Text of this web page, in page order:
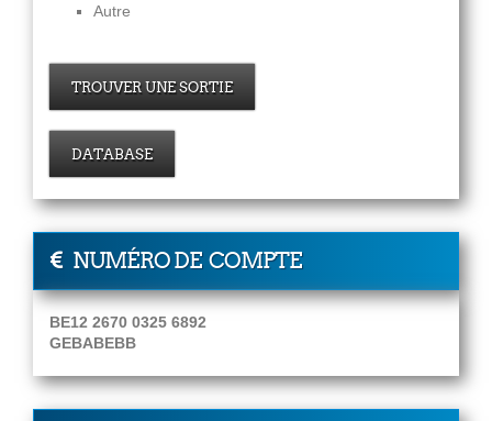
Autre
TROUVER UNE SORTIE
DATABASE
NUMÉRO DE COMPTE
BE12 2670 0325 6892
GEBABEBB